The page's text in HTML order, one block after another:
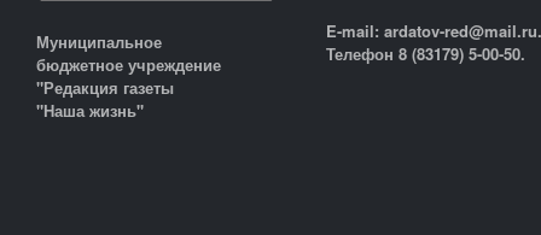
Муниципальное
бюджетное учреждение
"Редакция газеты
"Наша жизнь"
E-mail: ardatov-
Телефон 8 (83179) 5-00-50.